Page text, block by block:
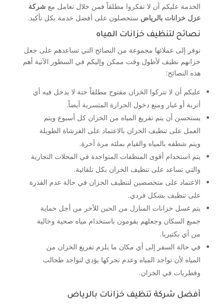
الخدمة عليكم أن لا تفكروا مطلقاً فمن خلال تعامل مع شركة
عزل خزانات بالرياض ستحصلون على أفضل خدمة بكل تأكيد.
نصائح لتنظيف خزانات المياه
نوفر إلى عملائها مجموعة من النصائح التي تساعدهم على جعل
خزانهم نظيف لأطول وقت ممكن وإليكم في السطور الآتية أهم
هذه النصائح:
عليكم أن لا تتركوا الخزان مفتوح مطلقاً حتة لا يدخل فيه أي
أتربة أو غبار ومنع دخول الحرارة المتسربة أيضاً.
يستحسن أن يتم تفريغ المياه من الخزان كل أسبوع ويتم
العمل على تنظيف الخزان بالاعتماد على الفرشاة الطويلة
ويتم شطفه بالمياه والقيام بملئه مرة أخرة.
يتم استخدام أقوى المنظفات المتواجدة في المحلات التجارية
والتي تساعد على تنظيف الخزان بكل تلقائية.
الاعتماد على متخصصين لتنظيف الخزان في حالة عدم القدرة
على تنظيف بشكل فردي.
يتم غسل خزانات المنازل من الحين للأخر من أجل حماية
جميع السكان وجعلهم يقومون باستخدام مياه صحية وخالية
من أي بكتيريا.
في حالة السفر إلى أي مكان ما يلزم تفريغ الخزان من
المياه لأن تواجد المياه وعدم تحركها يؤدي لتواجد طحالب
وفطريات في الخزان.
أفضل شركة تنظيف خزانات بالرياض